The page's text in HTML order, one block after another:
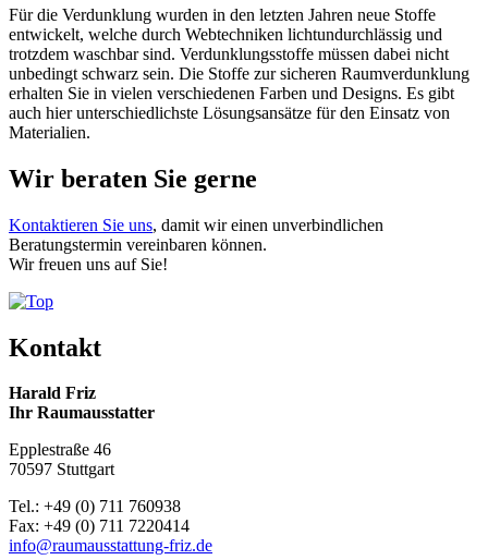
Für die Verdunklung wurden in den letzten Jahren neue Stoffe
entwickelt, welche durch Webtechniken lichtundurchlässig und
trotzdem waschbar sind. Verdunklungsstoffe müssen dabei nicht
unbedingt schwarz sein. Die Stoffe zur sicheren Raumverdunklung
erhalten Sie in vielen verschiedenen Farben und Designs. Es gibt
auch hier unterschiedlichste Lösungsansätze für den Einsatz von
Materialien.
Wir beraten Sie gerne
Kontaktieren Sie uns, damit wir einen unverbindlichen
Beratungstermin vereinbaren können.
Wir freuen uns auf Sie!
Kontakt
Harald Friz
Ihr Raumausstatter
Epplestraße 46
70597 Stuttgart
Tel.: +49 (0) 711 760938
Fax: +49 (0) 711 7220414
info@raumausstattung-friz.de